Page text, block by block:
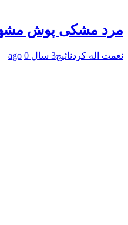
مرد مشکی پوش
نعمت اله کردنائیج3 سال ago 0